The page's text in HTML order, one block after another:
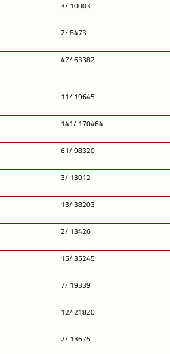
3/ 10003
2/ 8473
47/ 63382
11/ 19645
141/ 170464
61/ 98320
3/ 13012
13/ 38203
2/ 13426
15/ 35245
7/ 19339
12/ 21820
2/ 13675